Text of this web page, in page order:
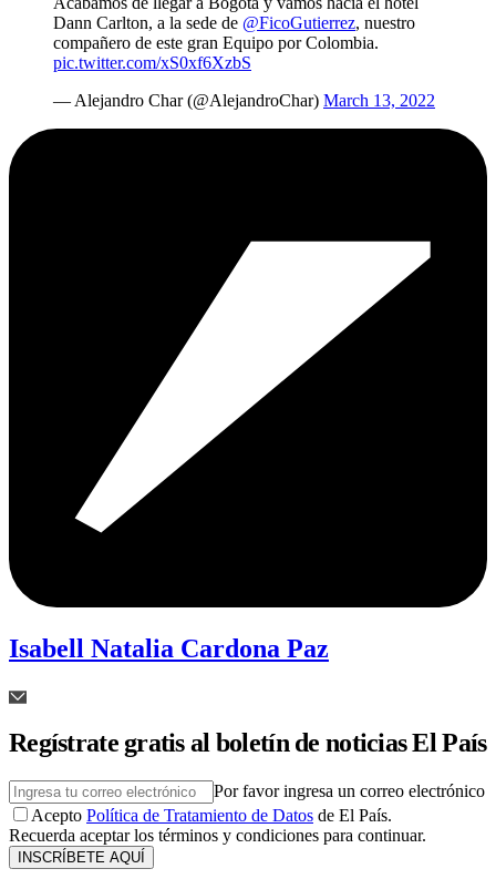
Dann Carlton, a la sede de @FicoGutierrez, nuestro
compañero de este gran Equipo por Colombia.
pic.twitter.com/xS0xf6XzbS
— Alejandro Char (@AlejandroChar) March 13, 2022
Isabell Natalia Cardona Paz
Regístrate gratis al boletín de noticias El País
Por favor ingresa un correo electrónico
Acepto Política de Tratamiento de Datos de El País.
Recuerda aceptar los términos y condiciones para continuar.
INSCRÍBETE AQUÍ